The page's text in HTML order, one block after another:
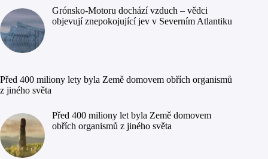
Grónsko-Motoru dochází vzduch – vědci
objevují znepokojující jev v Severním Atlantiku
Před 400 miliony lety byla Země domovem obřích organismů
z jiného světa
Před 400 miliony let byla Země domovem
obřích organismů z jiného světa